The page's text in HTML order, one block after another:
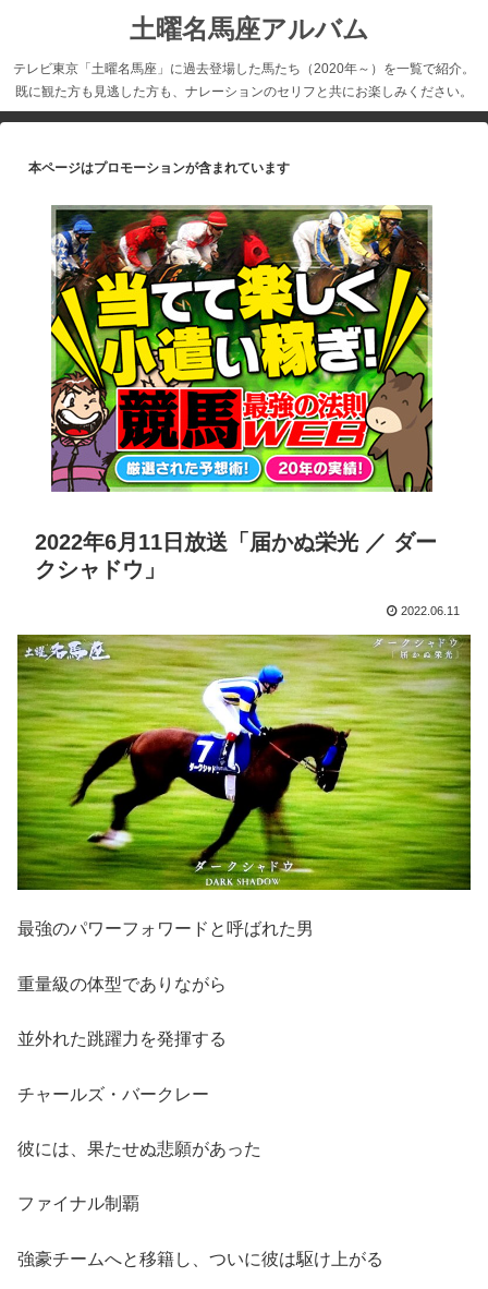
土曜名馬座アルバム
テレビ東京「土曜名馬座」に過去登場した馬たち（2020年～）を一覧で紹介。
既に観た方も見逃した方も、ナレーションのセリフと共にお楽しみください。
本ページはプロモーションが含まれています
2022年6月11日放送「届かぬ栄光 ／ ダー
クシャドウ」
2022.06.11
最強のパワーフォワードと呼ばれた男
重量級の体型でありながら
並外れた跳躍力を発揮する
チャールズ・バークレー
彼には、果たせぬ悲願があった
ファイナル制覇
強豪チームへと移籍し、ついに彼は駆け上がる